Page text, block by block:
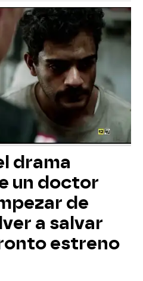
drama
un doctor
de
a salvar
estreno